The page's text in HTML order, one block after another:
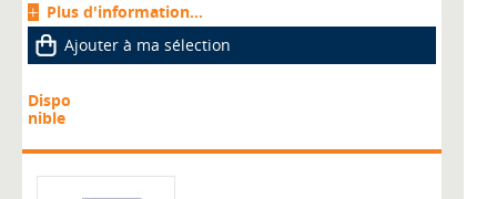
Plus d'information...
Ajouter à ma sélection
Dispo
nible